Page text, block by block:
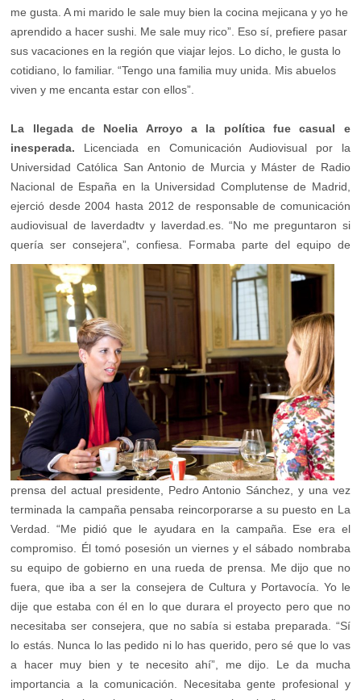
me gusta. A mi marido le sale muy bien la cocina mejicana y yo he
aprendido a hacer sushi. Me sale muy rico”. Eso sí, prefiere pasar
sus vacaciones en la región que viajar lejos. Lo dicho, le gusta lo
cotidiano, lo familiar. “Tengo una familia muy unida. Mis abuelos
viven y me encanta estar con ellos”.
La llegada de Noelia Arroyo a la política fue casual e
inesperada. Licenciada en Comunicación Audiovisual por la
Universidad Católica San Antonio de Murcia y Máster de Radio
Nacional de España en la Universidad Complutense de Madrid,
ejerció desde 2004 hasta 2012 de responsable de comunicación
audiovisual de laverdadtv y laverdad.es. “No me preguntaron si
quería ser consejera”, confiesa. Formaba parte del equipo de
prensa del actual presidente, Pedro Antonio Sánchez, y una vez
terminada la campaña pensaba reincorporarse a su puesto en La
Verdad. “Me pidió que le ayudara en la campaña. Ese era el
compromiso. Él tomó posesión un viernes y el sábado nombraba
su equipo de gobierno en una rueda de prensa. Me dijo que no
fuera, que iba a ser la consejera de Cultura y Portavocía. Yo le
dije que estaba con él en lo que durara el proyecto pero que no
necesitaba ser consejera, que no sabía si estaba preparada. “Sí
lo estás. Nunca lo las pedido ni lo has querido, pero sé que lo vas
a hacer muy bien y te necesito ahí”, me dijo. Le da mucha
importancia a la comunicación. Necesitaba gente profesional y